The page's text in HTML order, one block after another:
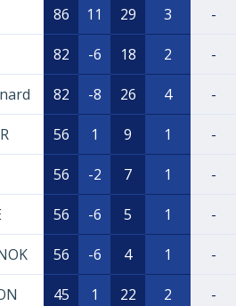
86 11 29 3 -
82 -6 18 2 -
82 -8 26 4 -
56 1 9 1 -
56 -2 7 1 -
56 -6 5 1 -
56 -6 4 1 -
45 1 22 2 -